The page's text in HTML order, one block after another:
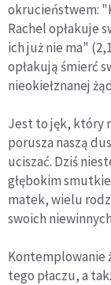
okrucieństwem:
Rachel opłakuje
ich już nie ma"
opłakują śmierć
nieokiełznanej
Jest to jęk, który
porusza naszą
uciszać. Dziś
głębokim
matek, wielu
swoich
Kontemplowanie
tego płaczu, a